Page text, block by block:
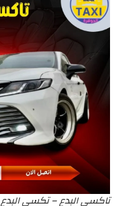
تاكسي البدع – تكسي البدع